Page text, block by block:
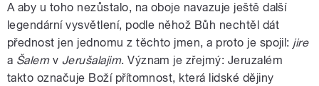
A aby u toho nezůstalo, na oboje navazuje ještě další
legendární vysvětlení, podle něhož Bůh nechtěl dát
přednost jen jednomu z těchto jmen, a proto je spojil: jire
a Šalemv Jerušalajim. Význam je zřejmý: Jeruzalém
takto označuje Boží přítomnost, která lidské dějiny